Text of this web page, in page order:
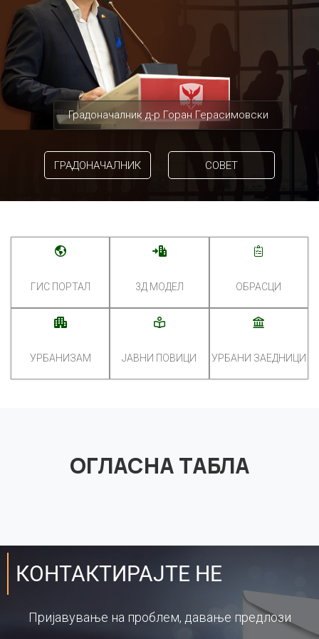
Градоначалник д-р Горан Герасимовски
ГРАДОНАЧАЛНИК СОВЕТ
ГИС ПОРТАЛ 3Д МОДЕЛ ОБРАСЦИ
УРБАНИЗАМ ЈАВНИ ПОВИЦИ УРБАНИ ЗАЕДНИЦИ
ОГЛАСНА ТАБЛА
КОНТАКТИРАЈТЕ НЕ
Пријавување на проблем, давање предлози